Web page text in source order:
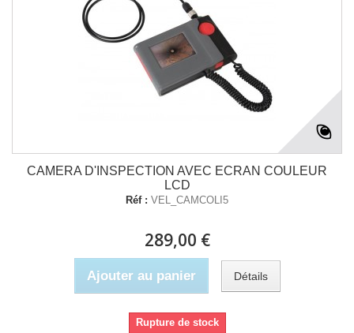
CAMERA D'INSPECTION AVEC ECRAN COULEUR
LCD
Réf : VEL_CAMCOLI5
289,00 €
Ajouter au panier Détails
Rupture de stock